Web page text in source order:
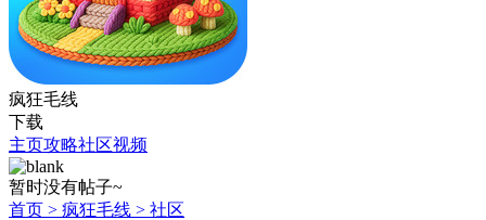
疯狂毛线
下载
主页攻略社区视频
暂时没有帖子~
首页 > 疯狂毛线 > 社区